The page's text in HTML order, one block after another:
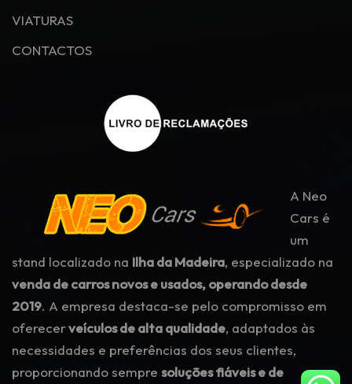
VIATURAS
CONTACTOS
A Neo
Cars é
um
stand localizado na Ilha da Madeira, especializado na
venda de carros novos e usados, operando desde
2019. A empresa destaca-se pelo compromisso em
oferecerveículos de alta qualidade, adaptados às
necessidades e preferências dos seus clientes,
proporcionando sempre soluções fiáveis e de